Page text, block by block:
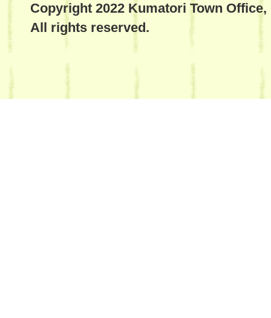
Copyright 2022 Kumatori Town Office,
All rights reserved.